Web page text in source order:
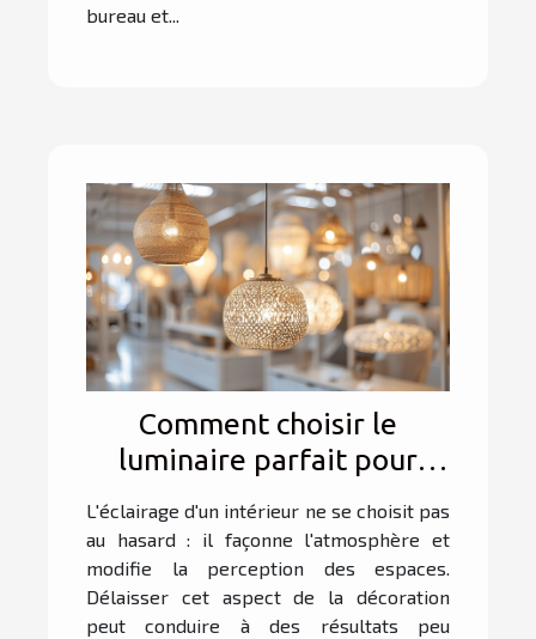
bureau et...
Comment choisir le
luminaire parfait pour
chaque pièce de votre
maison
L'éclairage d'un intérieur ne se choisit pas
au hasard : il façonne l'atmosphère et
modifie la perception des espaces.
Délaisser cet aspect de la décoration
peut conduire à des résultats peu